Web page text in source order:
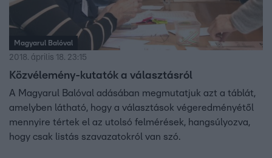
Magyarul Balóval
2018. április 18. 23:15
Közvélemény-kutatók a választásról
A Magyarul Balóval adásában megmutatjuk azt a táblát,
amelyben látható, hogy a választások végeredményétől
mennyire tértek el az utolsó felmérések, hangsúlyozva,
hogy csak listás szavazatokról van szó.